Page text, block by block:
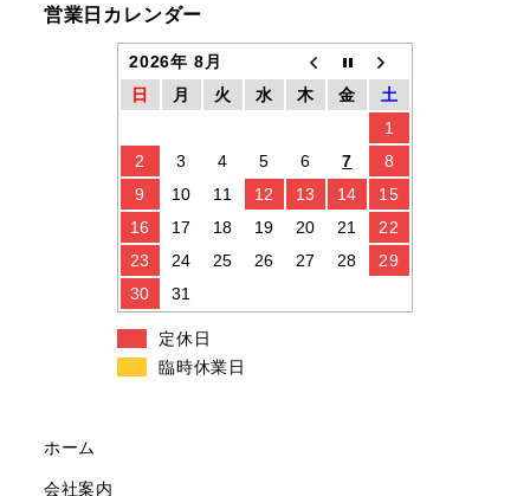
営業日カレンダー
2026年 8月
日
月 火 水 木 金
土
1
2
3 4 5 6 7
8
9
10 11 12 13 14
15
16
17 18 19 20 21
22
23
24 25 26 27 28
29
30
31
定休日
臨時休業日
ホーム
会社案内